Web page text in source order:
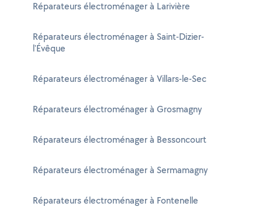
Réparateurs électroménager à Larivière
Réparateurs électroménager à Saint-Dizier-
l'Évêque
Réparateurs électroménager à Villars-le-Sec
Réparateurs électroménager à Grosmagny
Réparateurs électroménager à Bessoncourt
Réparateurs électroménager à Sermamagny
Réparateurs électroménager à Fontenelle